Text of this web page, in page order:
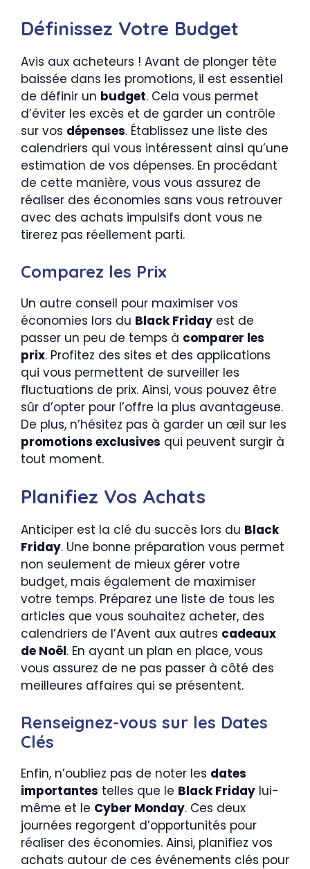
Définissez Votre Budget
Avis aux acheteurs ! Avant de plonger tête
baissée dans les promotions, il est essentiel
de définir un budget. Cela vous permet
d’éviter les excès et de garder un contrôle
sur vos dépenses. Établissez une liste des
calendriers qui vous intéressent ainsi qu’une
estimation de vos dépenses. En procédant
de cette manière, vous vous assurez de
réaliser des économies sans vous retrouver
avec des achats impulsifs dont vous ne
tirerez pas réellement parti.
Comparez les Prix
Un autre conseil pour maximiser vos
économies lors du Black Friday est de
passer un peu de temps à comparer les
prix. Profitez des sites et des applications
qui vous permettent de surveiller les
fluctuations de prix. Ainsi, vous pouvez être
sûr d’opter pour l’offre la plus avantageuse.
De plus, n’hésitez pas à garder un œil sur les
promotions exclusives qui peuvent surgir à
tout moment.
Planifiez Vos Achats
Anticiper est la clé du succès lors du Black
Friday. Une bonne préparation vous permet
non seulement de mieux gérer votre
budget, mais également de maximiser
votre temps. Préparez une liste de tous les
articles que vous souhaitez acheter, des
calendriers de l’Avent aux autres cadeaux
de Noël. En ayant un plan en place, vous
vous assurez de ne pas passer à côté des
meilleures affaires qui se présentent.
Renseignez-vous sur les Dates
Clés
Enfin, n’oubliez pas de noter les dates
importantes telles que le Black Friday lui-
même et le Cyber Monday. Ces deux
journées regorgent d’opportunités pour
réaliser des économies. Ainsi, planifiez vos
achats autour de ces événements clés pour